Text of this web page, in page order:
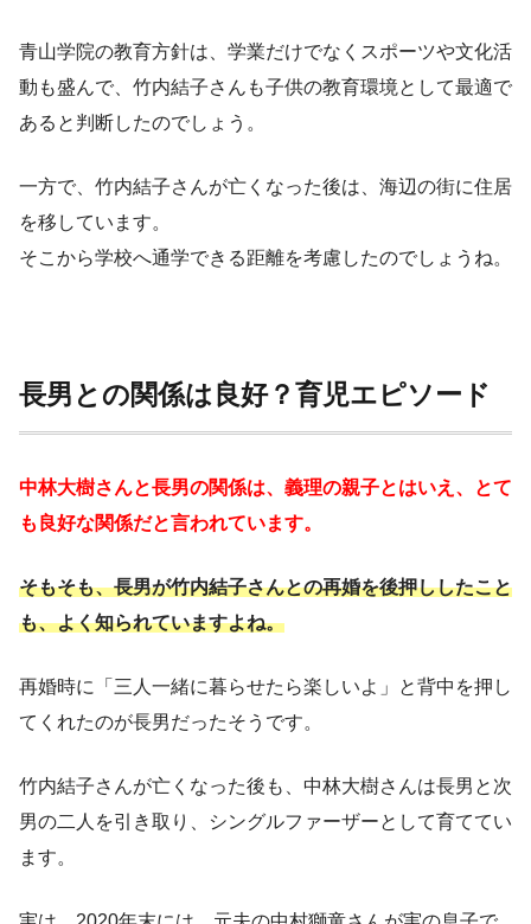
青山学院の教育方針は、学業だけでなくスポーツや文化活
動も盛んで、竹内結子さんも子供の教育環境として最適で
あると判断したのでしょう。
一方で、竹内結子さんが亡くなった後は、海辺の街に住居
を移しています。
そこから学校へ通学できる距離を考慮したのでしょうね。
長男との関係は良好？育児エピソード
中林大樹さんと長男の関係は、義理の親子とはいえ、とて
も良好な関係だと言われています。
そもそも、長男が竹内結子さんとの再婚を後押ししたこと
も、よく知られていますよね。
再婚時に「三人一緒に暮らせたら楽しいよ」と背中を押し
てくれたのが長男だったそうです。
竹内結子さんが亡くなった後も、中林大樹さんは長男と次
男の二人を引き取り、シングルファーザーとして育ててい
ます。